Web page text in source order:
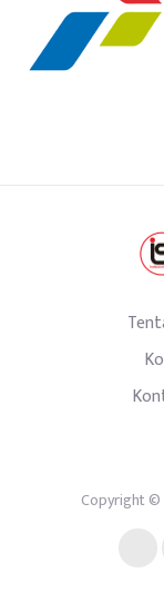
Copyright